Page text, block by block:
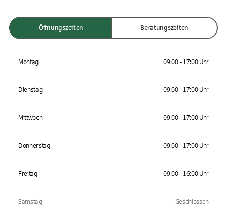
Öffnungszeiten Beratungszeiten
Montag 09:00 - 17:00 Uhr
Dienstag 09:00 - 17:00 Uhr
Mittwoch 09:00 - 17:00 Uhr
Donnerstag 09:00 - 17:00 Uhr
Freitag 09:00 - 16:00 Uhr
Samstag Geschlossen